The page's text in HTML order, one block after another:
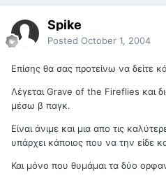
Spike
Posted October 1, 2004
Επίσης θα σας προτείνω να δείτε
Λέγεται Grave of the Fireflies και
μέσω β παγκ.
Είναι άνιμε και μια απο τις
υπάρχει κάποιος που να την είδε
Και μόνο που θυμάμαι τα δύο